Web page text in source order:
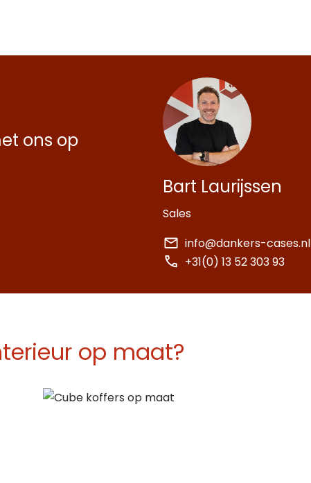
ons op
Bart Laurijssen
Sales
info@dankers-cases.nl
+31(0) 13 52 303 93
op maat?